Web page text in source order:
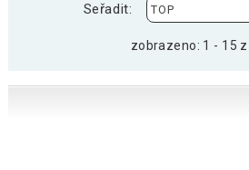
Seřadit:
zobrazeno: 1 - 15